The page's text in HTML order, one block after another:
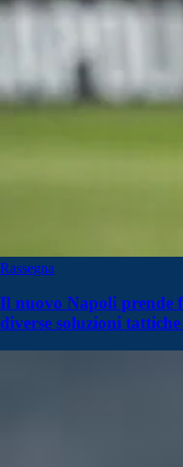
Rassegna
Il nuovo Napoli prende
diverse soluzioni